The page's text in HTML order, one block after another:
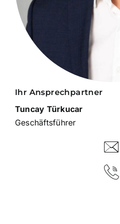
Ihr Ansprechpartner
Tuncay Türkucar
Geschäftsführer